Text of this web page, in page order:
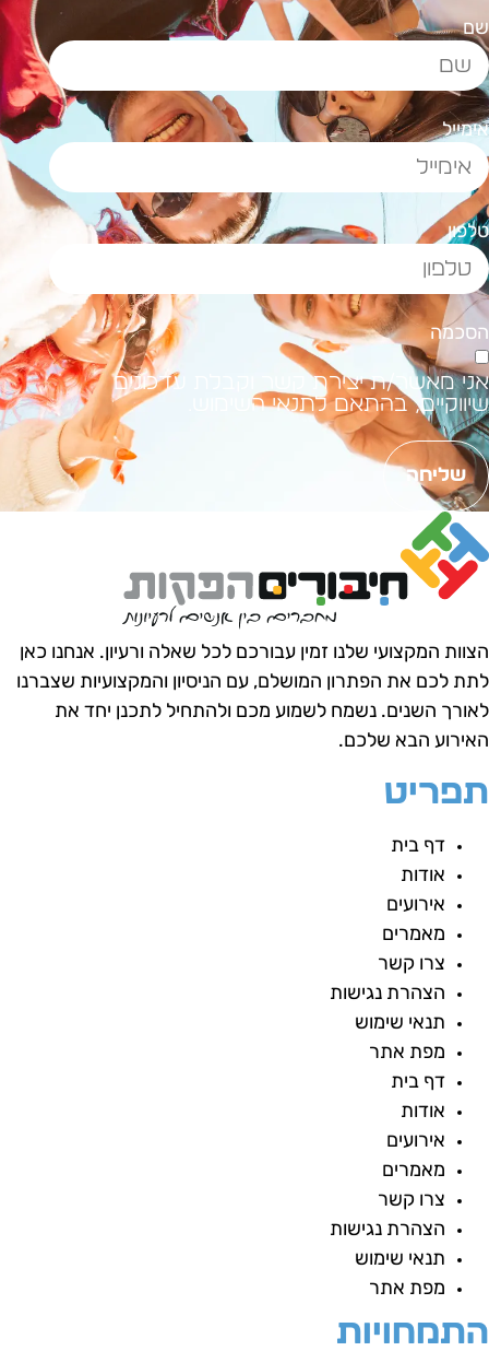
מאשר/ת יצירת קשר וקבלת עדכונים
בהתאם לתנאי השימוש.
שליחה
המקצועי שלנו זמין עבורכם לכל שאלה ורעיון. אנחנו כאן
לכם את הפתרון המושלם, עם הניסיון והמקצועיות שצברנו
השנים. נשמח לשמוע מכם ולהתחיל לתכנן יחד את
הבא שלכם.
דף בית
אודות
אירועים
מאמרים
צרו קשר
הצהרת נגישות
תנאי שימוש
מפת אתר
דף בית
אודות
אירועים
מאמרים
צרו קשר
הצהרת נגישות
תנאי שימוש
מפת אתר